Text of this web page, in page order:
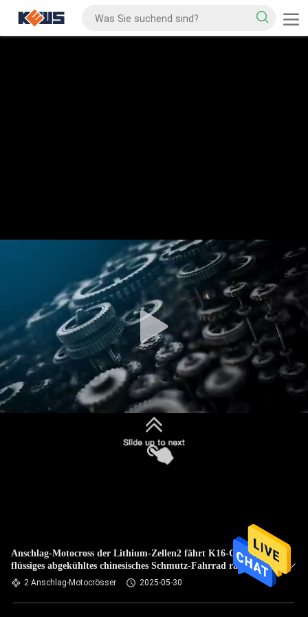
Anschlag-Motocross der Lithium-Zellen2 fährt K16-C
flüssiges abgekühltes chinesisches Schmutz-Fahrrad rad
2 Anschlag-Motocrösser 2025-05-30